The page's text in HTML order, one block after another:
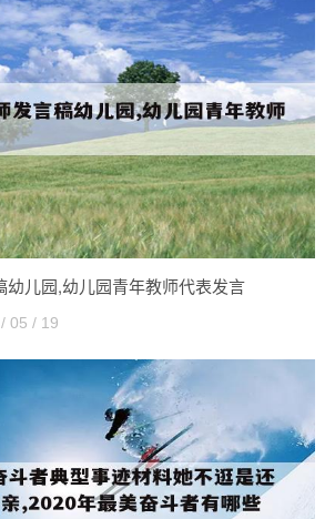
幼儿园,幼儿园青年教师代表发言
05 / 19